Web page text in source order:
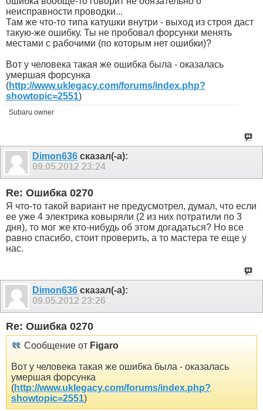
неисправности проводки...
Там же что-то типа катушки внутри - выход из строя даст
такую-же ошибку. Ты не пробовал форсунки менять
местами с рабочими (по которым нет ошибки)?
Вот у человека такая же ошибка была - оказалась
умершая форсунка
(http://www.uklegacy.com/forums/index.php?
showtopic=2551)
Subaru owner
Dimon636 сказал(-а):
09.05.2012 23:24
Re: Ошибка 0270
Я что-то такой вариант не предусмотрел, думал, что если
ее уже 4 электрика ковыряли (2 из них потратили по 3
дня), то мог же кто-нибудь об этом догадаться? Но все
равно спасибо, стоит проверить, а то мастера те еще у
нас.
Dimon636 сказал(-а):
09.05.2012 23:26
Re: Ошибка 0270
Сообщение от Figaro
Вот у человека такая же ошибка была - оказалась
умершая форсунка
(http://www.uklegacy.com/forums/index.php?
showtopic=2551)